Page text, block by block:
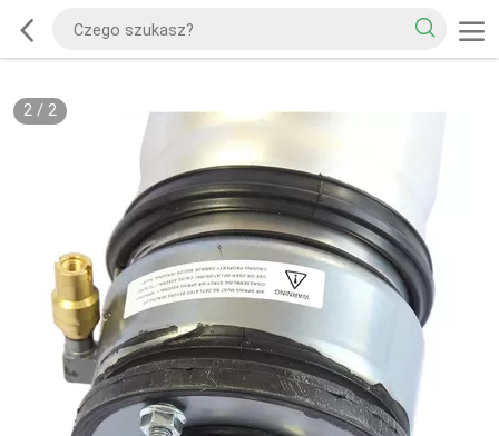
2/ 2